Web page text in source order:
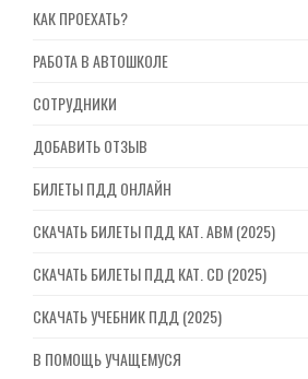
КАК ПРОЕХАТЬ?
РАБОТА В АВТОШКОЛЕ
СОТРУДНИКИ
ДОБАВИТЬ ОТЗЫВ
БИЛЕТЫ ПДД ОНЛАЙН
СКАЧАТЬ БИЛЕТЫ ПДД КАТ. ABM (2025)
СКАЧАТЬ БИЛЕТЫ ПДД КАТ. CD (2025)
СКАЧАТЬ УЧЕБНИК ПДД (2025)
В ПОМОЩЬ УЧАЩЕМУСЯ